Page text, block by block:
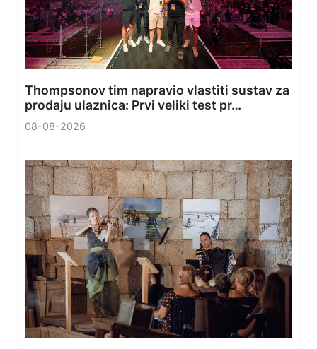
Thompsonov tim napravio vlastiti sustav za
prodaju ulaznica: Prvi veliki test pr…
08-08-2026